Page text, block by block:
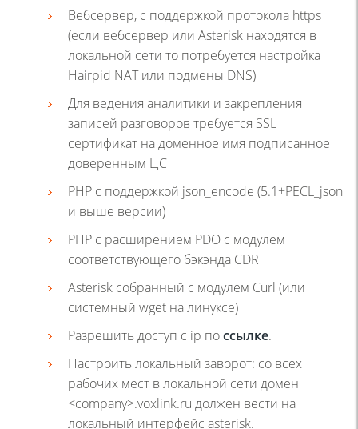
Вебсервер, с поддержкой протокола https
(если вебсервер или Asterisk находятся в
локальной сети то потребуется настройка
Hairpid NAT или подмены DNS)
Для ведения аналитики и закрепления
записей разговоров требуется SSL
сертификат на доменное имя подписанное
доверенным ЦС
PHP с поддержкой json_encode (5.1+PECL_json
и выше версии)
PHP с расширением PDO с модулем
соответствующего бэкэнда CDR
Asterisk собранный с модулем Curl (или
системный wget на линуксе)
Разрешить доступ с ip поссылке.
Настроить локальный заворот: со всех
рабочих мест в локальной сети домен
<company>.voxlink.ru должен вести на
локальный интерфейс asterisk.